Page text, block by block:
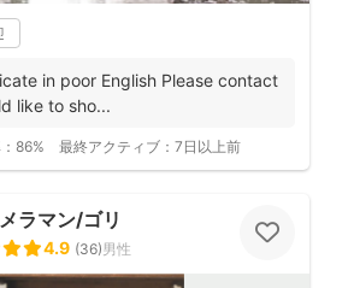
in poor English Please contact
like to sho...
86% 最終アクティブ： 7日以上前
ラマン/ゴリ
4.9 (36)男性